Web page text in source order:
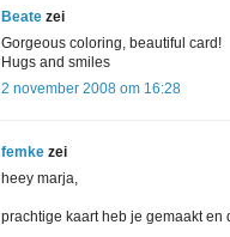
Beate zei
Gorgeous coloring, beautiful card!
Hugs and smiles
2 november 2008 om 16:28
femke zei
heey marja,
prachtige kaart heb je gemaakt en